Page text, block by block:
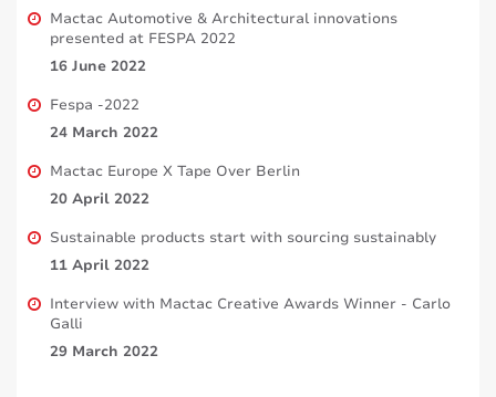
Mactac Automotive & Architectural innovations
presented at FESPA 2022
16 June 2022
Fespa -2022
24 March 2022
Mactac Europe X Tape Over Berlin
20 April 2022
Sustainable products start with sourcing sustainably
11 April 2022
Interview with Mactac Creative Awards Winner - Carlo
Galli
29 March 2022